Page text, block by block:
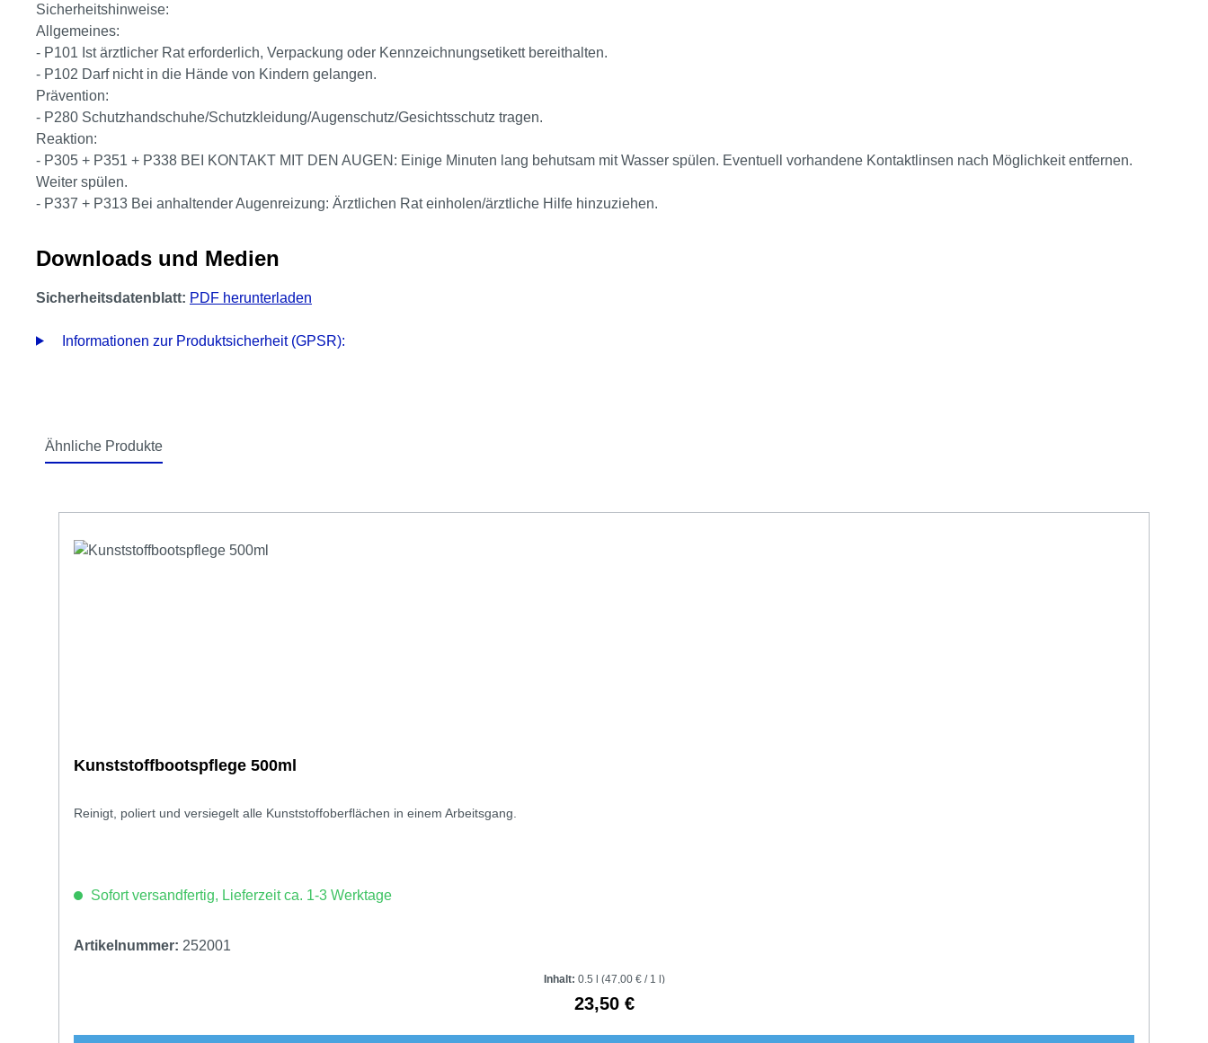
Sicherheitshinweise:
Allgemeines:
- P101 Ist ärztlicher Rat erforderlich, Verpackung oder Kennzeichnungsetikett bereithalten.
- P102 Darf nicht in die Hände von Kindern gelangen.
Prävention:
- P280 Schutzhandschuhe/Schutzkleidung/Augenschutz/Gesichtsschutz tragen.
Reaktion:
- P305 + P351 + P338 BEI KONTAKT MIT DEN AUGEN: Einige Minuten lang behutsam mit Wasser spülen. Eventuell vorhandene Kontaktlinsen nach Möglichkeit entfernen.
Weiter spülen.
- P337 + P313 Bei anhaltender Augenreizung: Ärztlichen Rat einholen/ärztliche Hilfe hinzuziehen.
Downloads und Medien
Sicherheitsdatenblatt: PDF herunterladen
Informationen zur Produktsicherheit (GPSR):
Ähnliche Produkte
Kunststoffbootspflege 500ml
Reinigt, poliert und versiegelt alle Kunststoffoberflächen in einem Arbeitsgang.
Sofort versandfertig, Lieferzeit ca. 1-3 Werktage
Artikelnummer: 252001
Inhalt: 0.5 l (47,00 € / 1 l)
Regulärer Preis:
23,50 €